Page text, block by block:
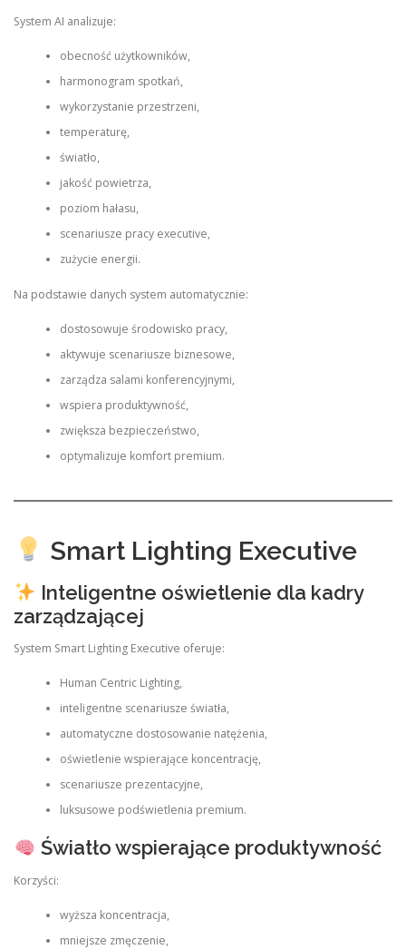
System AI analizuje:
obecność użytkowników,
harmonogram spotkań,
wykorzystanie przestrzeni,
temperaturę,
światło,
jakość powietrza,
poziom hałasu,
scenariusze pracy executive,
zużycie energii.
Na podstawie danych system automatycznie:
dostosowuje środowisko pracy,
aktywuje scenariusze biznesowe,
zarządza salami konferencyjnymi,
wspiera produktywność,
zwiększa bezpieczeństwo,
optymalizuje komfort premium.
Smart Lighting Executive
Inteligentne oświetlenie dla kadry
zarządzającej
System Smart Lighting Executive oferuje:
Human Centric Lighting,
inteligentne scenariusze światła,
automatyczne dostosowanie natężenia,
oświetlenie wspierające koncentrację,
scenariusze prezentacyjne,
luksusowe podświetlenia premium.
Światło wspierające produktywność
Korzyści:
wyższa koncentracja,
mniejsze zmęczenie,